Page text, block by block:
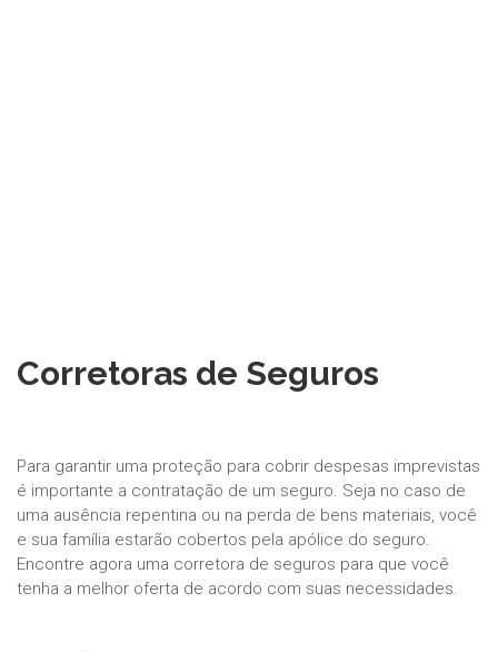
Corretoras de Seguros
Para garantir uma proteção para cobrir despesas imprevistas
é importante a contratação de um seguro. Seja no caso de
uma ausência repentina ou na perda de bens materiais, você
e sua família estarão cobertos pela apólice do seguro.
Encontre agora uma corretora de seguros para que você
tenha a melhor oferta de acordo com suas necessidades.